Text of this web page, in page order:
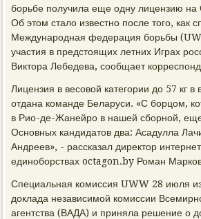
борьбе получила еще одну лицензию
Об этом стало известно после того, как
Международная федерация борьбы
участия в предстоящих летних Играх
Виктора Лебедева, сообщает
Лицензия в весовой категории до 57 кг
отдана команде Беларуси. «С борцом,
в Рио-де-Жанейро в нашей сборной,
Основных кандидатов два: Асадулла
Андреев», - рассказал директор
единоборствах octagon.by Роман
Специальная комиссия UWW 28 июля
доклада независимой комиссии
агентства (ВАДА) и приняла решение о